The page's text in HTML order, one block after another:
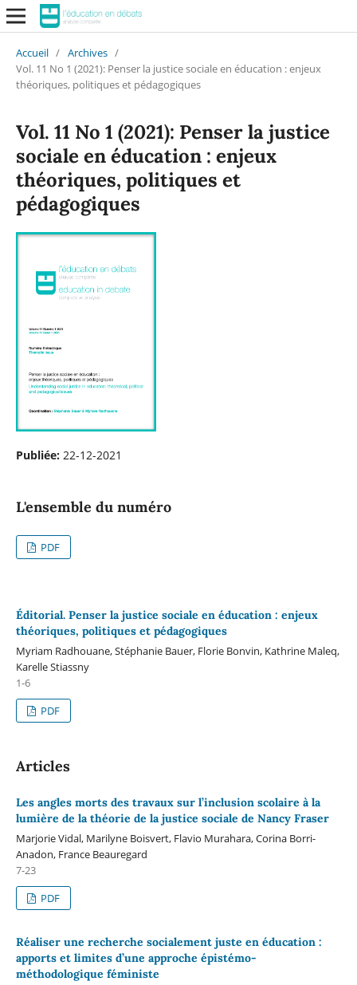
Accueil / Archives /
Vol. 11 No 1 (2021): Penser la justice sociale en éducation : enjeux
théoriques, politiques et pédagogiques
Vol. 11 No 1 (2021): Penser la justice
sociale en éducation : enjeux
théoriques, politiques et
pédagogiques
Publiée: 22-12-2021
L'ensemble du numéro
PDF
Éditorial. Penser la justice sociale en éducation : enjeux
théoriques, politiques et pédagogiques
Myriam Radhouane, Stéphanie Bauer, Florie Bonvin, Kathrine Maleq,
Karelle Stiassny
1-6
PDF
Articles
Les angles morts des travaux sur l’inclusion scolaire à la
lumière de la théorie de la justice sociale de Nancy Fraser
Marjorie Vidal, Marilyne Boisvert, Flavio Murahara, Corina Borri-
Anadon, France Beauregard
7-23
PDF
Réaliser une recherche socialement juste en éducation :
apports et limites d’une approche épistémo-
méthodologique féministe